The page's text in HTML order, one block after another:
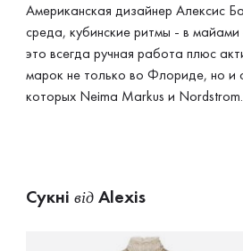
Американская дизайнер Алексис
среда, кубинские ритмы - в
это всегда ручная работа плюс
марок не только во Флориде, но и
которых Neima Markus и Nordstrom.
Сукнi від Alexis